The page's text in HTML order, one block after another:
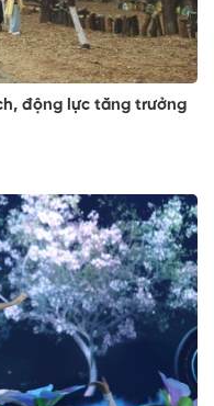
động lực tăng trưởng